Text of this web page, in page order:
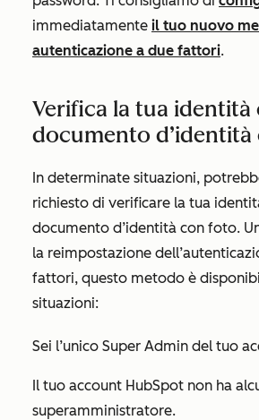
immediatamente il tuo nuovo
autenticazione a due fattori.
Verifica la tua identità
documento
In determinate situazioni,
richiesto di verificare la tua
documento d’identità con foto.
la reimpostazione
fattori, questo metodo è
situazioni:
Sei l’unico Super Admin del tuo
Il tuo account HubSpot non ha
superamministratore.